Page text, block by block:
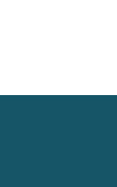
біліктілік